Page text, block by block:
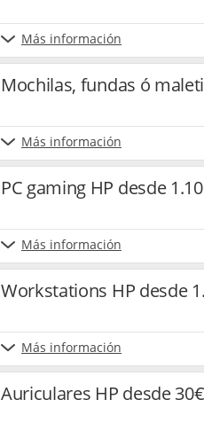
Más información
Mochilas, fundas ó
Más información
PC gaming HP desde
Más información
Workstations HP desde
Más información
Auriculares HP desde 30€